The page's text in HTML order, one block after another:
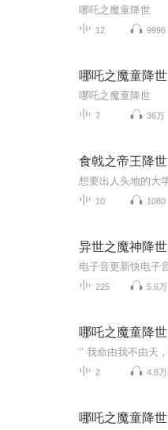
哪吒之魔童降世
12 9996
哪吒之魔童降世
哪吒之魔童降世
7 36万
食戟之帝王降世
10 1080
异世之魔神降世
225 5.6万
哪吒之魔童降世
2 4.8万
哪吒之魔童降世